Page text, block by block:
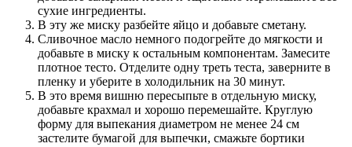
сухие ингредиенты.
В эту же миску разбейте яйцо и добавьте сметану.
Сливочное масло немного подогрейте до мягкости и
добавьте в миску к остальным компонентам. Замесите
плотное тесто. Отделите одну треть теста, заверните в
пленку и уберите в холодильник на 30 минут.
В это время вишню пересыпьте в отдельную миску,
добавьте крахмал и хорошо перемешайте. Круглую
форму для выпекания диаметром не менее 24 см
застелите бумагой для выпечки, смажьте бортики